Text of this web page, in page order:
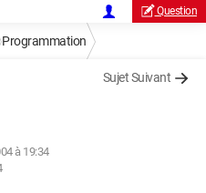
Question
Programmation
Sujet Suivant
à 19:34